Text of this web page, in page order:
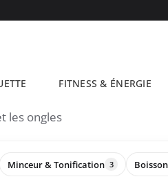
FITNESS & ÉNERGIE
les ongles
Minceur & Tonification 3